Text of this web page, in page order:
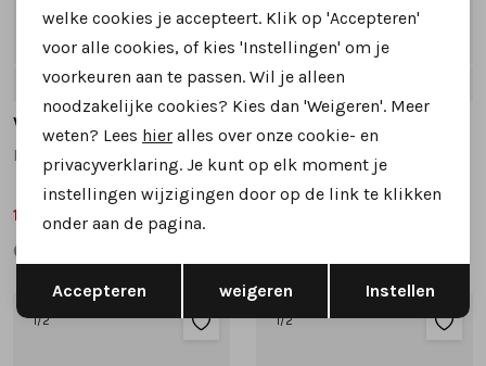
19%
38 39 40 41
Via Vai
129,99
37 38
1/2 1/2
Terug Opslaan
welke cookies je accepteert. Klik op 'Accepteren'
voor alle cookies, of kies 'Instellingen' om je
voorkeuren aan te passen. Wil je alleen
noodzakelijke cookies? Kies dan 'Weigeren'. Meer
weten? Lees hier alles over onze cookie- en
privacyverklaring. Je kunt op elk moment je
instellingen wijzigingen door op de link te klikken
onder aan de pagina.
Accepteren weigeren Instellen